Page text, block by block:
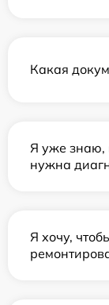
Какая
Я уже знаю,
нужна
Я хочу,